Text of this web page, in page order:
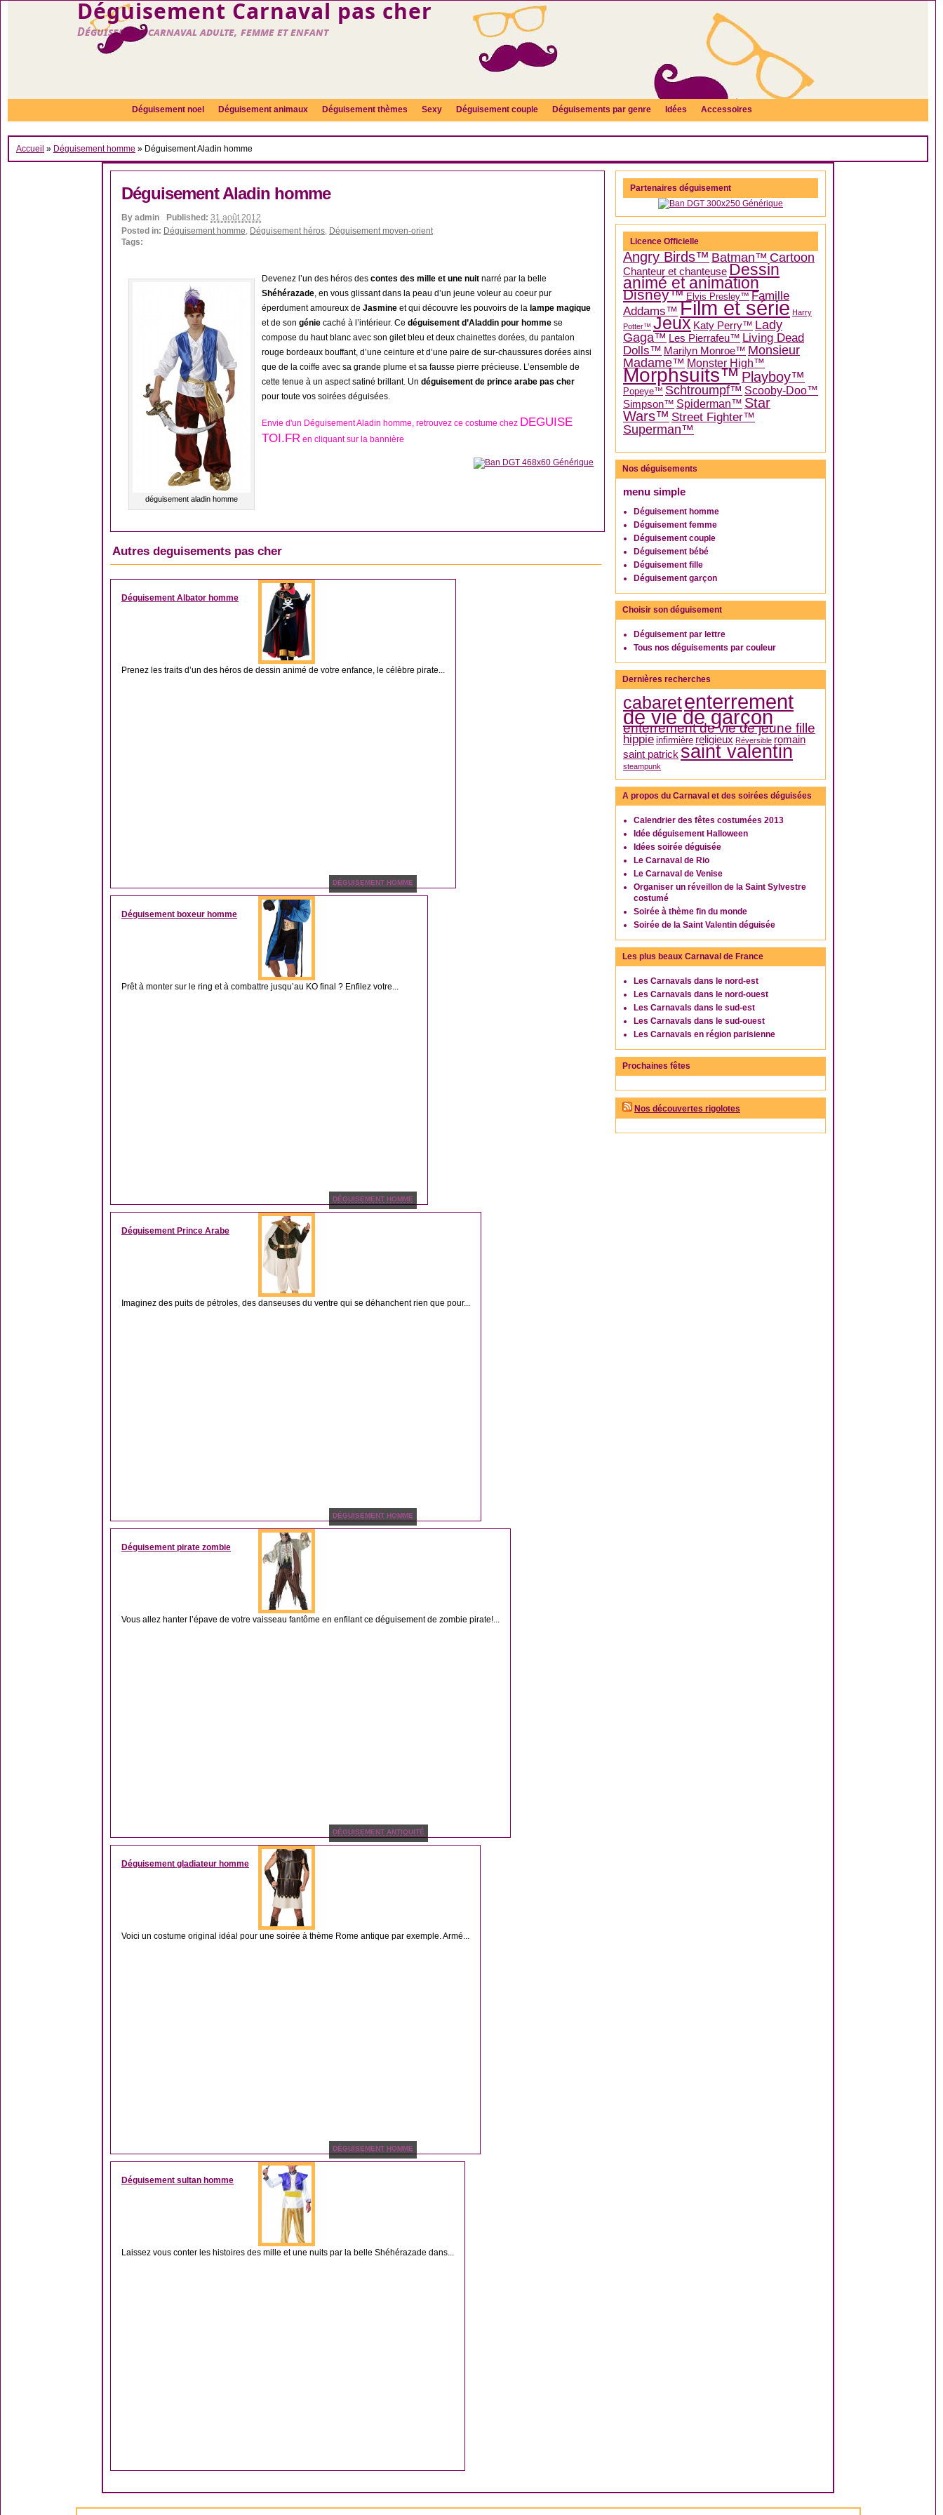
Déguisement Carnaval pas cher
Déguisement carnaval adulte, femme et enfant
Déguisement noel Déguisement animaux Déguisement thèmes Sexy Déguisement couple Déguisements par genre Idées Accessoires
Accueil » Déguisement homme » Déguisement Aladin homme
Déguisement Aladin homme
By admin Published: 31 août 2012
Posted in: Déguisement homme, Déguisement héros, Déguisement moyen-orient
Tags:
déguisement aladin homme
Devenez l’un des héros des contes des mille et une nuit narré par la belle
Shéhérazade, en vous glissant dans la peau d’un jeune voleur au coeur pur
éperdument amoureux de Jasmine et qui découvre les pouvoirs de la lampe magique
et de son génie caché à l’intérieur. Ce déguisement d’Aladdin pour homme se
compose du haut blanc avec son gilet bleu et deux chainettes dorées, du pantalon
rouge bordeaux bouffant, d’une ceinture et d’une paire de sur-chaussures dorées ainsi
que de la coiffe avec sa grande plume et sa fausse pierre précieuse. L’ensemble de
cette tenue à un aspect satiné brillant. Un déguisement de prince arabe pas cher
pour toute vos soirées déguisées.
Envie d'un Déguisement Aladin homme, retrouvez ce costume chez DEGUISE
TOI.FR en cliquant sur la bannière
Autres deguisements pas cher
DÉGUISEMENT HOMME
Déguisement Albator homme
Prenez les traits d’un des héros de dessin animé de votre enfance, le célèbre pirate...
DÉGUISEMENT HOMME
Déguisement boxeur homme
Prêt à monter sur le ring et à combattre jusqu’au KO final ? Enfilez votre...
DÉGUISEMENT HOMME
Déguisement Prince Arabe
Imaginez des puits de pétroles, des danseuses du ventre qui se déhanchent rien que pour...
DÉGUISEMENT HOMME
Déguisement pirate zombie
Vous allez hanter l’épave de votre vaisseau fantôme en enfilant ce déguisement de zombie pirate!...
DÉGUISEMENT ANTIQUITÉ
Déguisement gladiateur homme
Voici un costume original idéal pour une soirée à thème Rome antique par exemple. Armé...
DÉGUISEMENT HOMME
Déguisement sultan homme
Laissez vous conter les histoires des mille et une nuits par la belle Shéhérazade dans...
Partenaires déguisement
Licence Officielle
Angry Birds™ Batman™ Cartoon
Chanteur et chanteuse Dessin
animé et animation
Disney™ Elvis Presley™ Famille
Addams™ Film et série Harry
Potter™ Jeux Katy Perry™ Lady
Gaga™ Les Pierrafeu™ Living Dead
Dolls™ Marilyn Monroe™ Monsieur
Madame™ Monster High™
Morphsuits™Playboy™
Popeye™ Schtroumpf™ Scooby-Doo™
Simpson™ Spiderman™ Star
Wars™ Street Fighter™
Superman™
Nos déguisements
menu simple
Déguisement homme
Déguisement femme
Déguisement couple
Déguisement bébé
Déguisement fille
Déguisement garçon
Choisir son déguisement
Déguisement par lettre
Tous nos déguisements par couleur
Dernières recherches
cabaretenterrement
de vie de garçon
enterrement de vie de jeune fille
hippie infirmière religieux Réversible romain
saint patrick saint valentin
steampunk
A propos du Carnaval et des soirées déguisées
Calendrier des fêtes costumées 2013
Idée déguisement Halloween
Idées soirée déguisée
Le Carnaval de Rio
Le Carnaval de Venise
Organiser un réveillon de la Saint Sylvestre
costumé
Soirée à thème fin du monde
Soirée de la Saint Valentin déguisée
Les plus beaux Carnaval de France
Les Carnavals dans le nord-est
Les Carnavals dans le nord-ouest
Les Carnavals dans le sud-est
Les Carnavals dans le sud-ouest
Les Carnavals en région parisienne
Prochaines fêtes
Nos découvertes rigolotes